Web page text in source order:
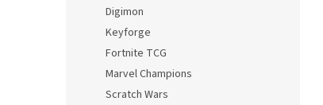
Digimon
Keyforge
Fortnite TCG
Marvel Champions
Scratch Wars